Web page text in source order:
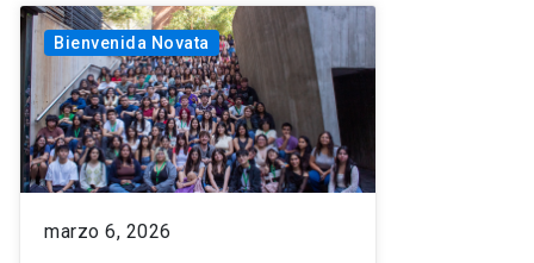
Bienvenida Novata
marzo 6, 2026